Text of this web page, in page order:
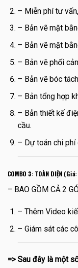
– Miễn phí tư
– Bản vẽ mặt
– Bản vẽ mặt
– Bản vẽ phối
– Bản vẽ bóc
– Bản tổng hợp
– Bản thiết kế
cầu.
– Dự toán chi phí
COMBO 3: TOÀN DIỆN (Giá:
– BAO GỒM CẢ 2
– Thêm Video
– Giám sát các
=> Sau đây là một